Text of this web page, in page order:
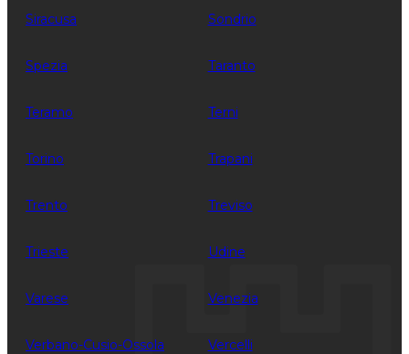
Siracusa Sondrio
Spezia Taranto
Teramo Terni
Torino Trapani
Trento Treviso
Trieste Udine
Varese Venezia
Verbano-Cusio-Ossola Vercelli